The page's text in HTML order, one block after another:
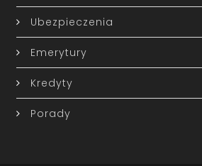
Ubezpieczenia
Emerytury
Kredyty
Porady